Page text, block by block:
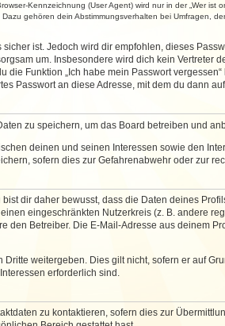
Kennzeichnung (User Agent) wird nur in der „Wer ist
gehören dein Abstimmungsverhalten bei Umfragen,
ist. Jedoch wird dir empfohlen, dieses
um. Insbesondere wird dich kein Vertreter
Funktion „Ich habe mein Passwort
Passwort an diese Adresse, mit dem du dann
zu speichern, um das Board betreiben und
deinen und seinen Interessen sowie den
sofern dies zur Gefahrenabwehr oder zur
dir daher bewusst, dass die Daten deines
eingeschränkten Nutzerkreis (z. B. andere
Betreiber. Die E-Mail-Adresse aus deinem
weitergeben. Dies gilt nicht, sofern er auf
erforderlich sind.
zu kontaktieren, sofern dies zur